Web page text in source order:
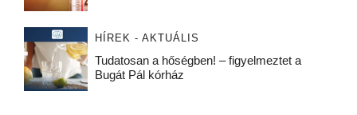
HÍREK - AKTUÁLIS
Tudatosan a hőségben! – figyelmeztet a
Bugát Pál kórház